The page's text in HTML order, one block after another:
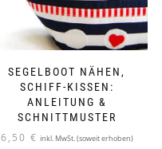
SEGELBOOT NÄHEN,
SCHIFF-KISSEN:
ANLEITUNG &
SCHNITTMUSTER
6,50 € inkl. MwSt. (soweit erhoben)